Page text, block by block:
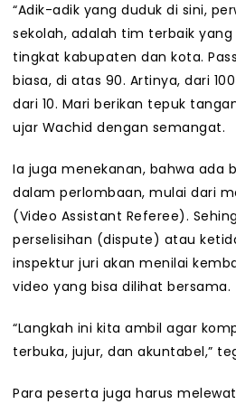
“Adik-adik yang duduk di sini,
sekolah, adalah tim terbaik yang
tingkat kabupaten dan kota.
biasa, di atas 90. Artinya, dari
dari 10. Mari berikan tepuk
ujar Wachid dengan semangat.
Ia juga menekanan, bahwa ada
dalam perlombaan, mulai dari
(Video Assistant Referee).
perselisihan (dispute) atau
inspektur juri akan menilai
video yang bisa dilihat bersama.
“Langkah ini kita ambil agar
terbuka, jujur, dan akuntabel,”
Para peserta juga harus